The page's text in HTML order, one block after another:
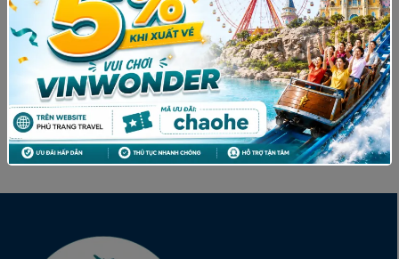
JEONJU HANOK- SEOUL- PHỐ SEONGSU
DONG-THÁP NAMSAN
(1)
Hà Nội (0)
Phú Quốc (1)